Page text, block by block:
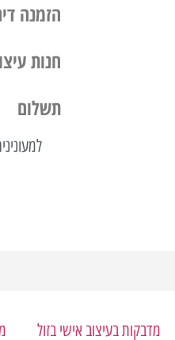
הזמנה
חנות
תשלום
מדבקות בעיצוב אישי בזול